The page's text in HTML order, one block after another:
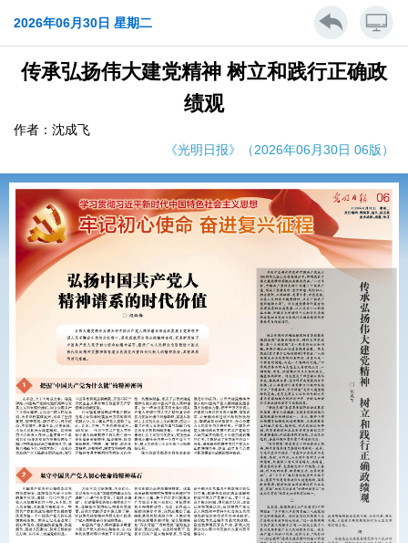
2026年06月30日 星期二
传承弘扬伟大建党精神 树立和践行正确政
绩观
作者：沈成飞
《光明日报》（2026年06月30日 06版）